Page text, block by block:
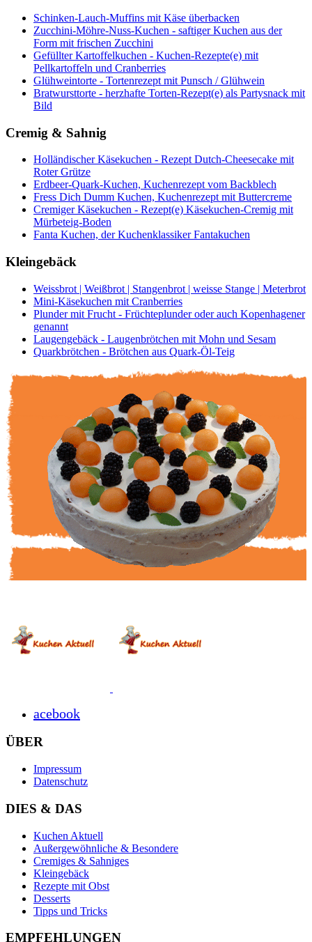
Schinken-Lauch-Muffins mit Käse überbacken
Zucchini-Möhre-Nuss-Kuchen - saftiger Kuchen aus der
Form mit frischen Zucchini
Gefüllter Kartoffelkuchen - Kuchen-Rezepte(e) mit
Pellkartoffeln und Cranberries
Glühweintorte - Tortenrezept mit Punsch / Glühwein
Bratwursttorte - herzhafte Torten-Rezept(e) als Partysnack mit
Bild
Cremig & Sahnig
Holländischer Käsekuchen - Rezept Dutch-Cheesecake mit
Roter Grütze
Erdbeer-Quark-Kuchen, Kuchenrezept vom Backblech
Fress Dich Dumm Kuchen, Kuchenrezept mit Buttercreme
Cremiger Käsekuchen - Rezept(e) Käsekuchen-Cremig mit
Mürbeteig-Boden
Fanta Kuchen, der Kuchenklassiker Fantakuchen
Kleingebäck
Weissbrot | Weißbrot | Stangenbrot | weisse Stange | Meterbrot
Mini-Käsekuchen mit Cranberries
Plunder mit Frucht - Früchteplunder oder auch Kopenhagener
genannt
Laugengebäck - Laugenbrötchen mit Mohn und Sesam
Quarkbrötchen - Brötchen aus Quark-Öl-Teig
acebook
ÜBER
Impressum
Datenschutz
DIES & DAS
Kuchen Aktuell
Außergewöhnliche & Besondere
Cremiges & Sahniges
Kleingebäck
Rezepte mit Obst
Desserts
Tipps und Tricks
EMPFEHLUNGEN